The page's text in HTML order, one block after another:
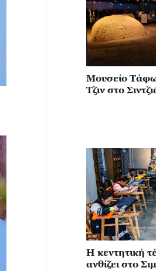
Μουσείο
Τζιν στο
Η κεντητική
ανθίζει στο